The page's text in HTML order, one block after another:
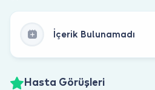
İçerik Bulunamadı
Hasta Görüşleri